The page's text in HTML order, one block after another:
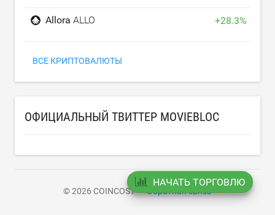
Allora ALLO +28.3%
ВСЕ КРИПТОВАЛЮТЫ
ОФИЦИАЛЬНЫЙ ТВИТТЕР MOVIEBLOC
© 2026 COINCOST Обратная связь
НАЧАТЬ ТОРГОВЛЮ